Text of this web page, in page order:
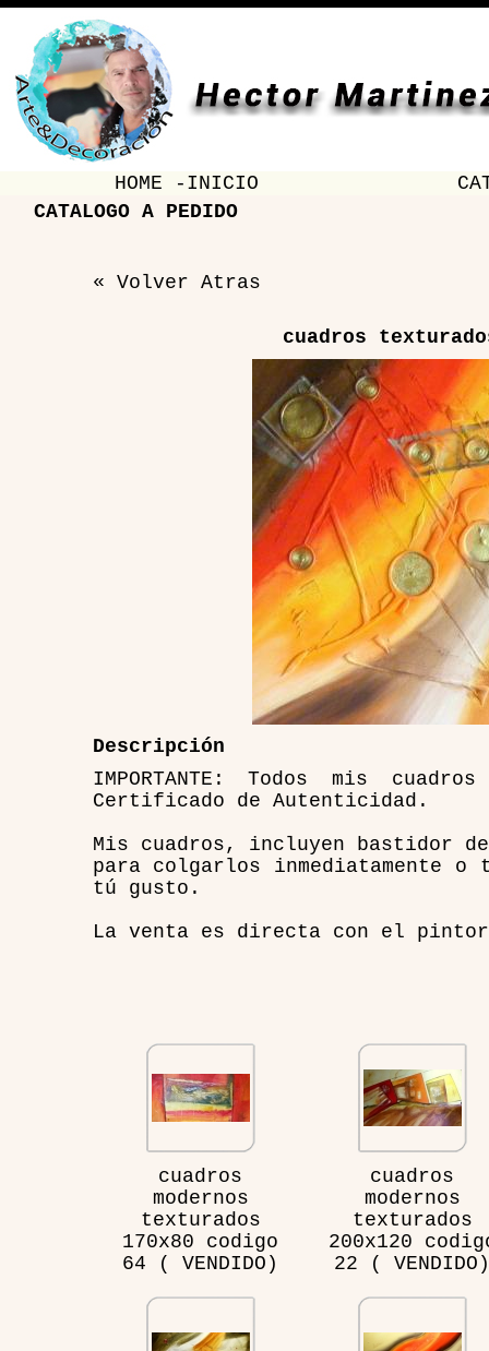
HOME -INICIO
CATALOGO A PEDIDO
« Volver Atras
cuadros
Descripción
IMPORTANTE: Todos mis
Certificado de Autenticidad.
Mis cuadros, incluyen bastidor
para colgarlos inmediatamente
tú gusto.
La venta es directa con el pintor
cuadros
modernos
texturados
170x80 codigo
64 ( VENDIDO)
cuadros
modernos
texturados
200x120
22 ( VENDIDO)